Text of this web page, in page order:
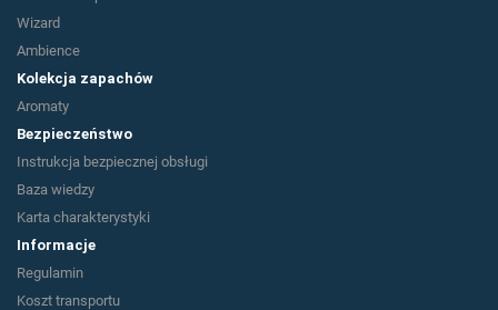
Wizard
Ambience
Kolekcja zapachów
Aromaty
Bezpieczeństwo
Instrukcja bezpiecznej obsługi
Baza wiedzy
Karta charakterystyki
Informacje
Regulamin
Koszt transportu